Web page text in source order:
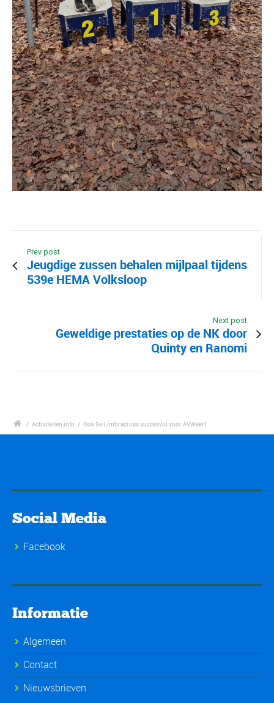
Prev post
Jeugdige zussen behalen mijlpaal tijdens
539e HEMA Volksloop
Next post
Geweldige prestaties op de NK door
Quinty en Ranomi
/ Activiteiten info / Ook 9e Limbracross succesvol voor AVWeert
Social Media
Facebook
Informatie
Algemeen
Contact
Nieuwsbrieven